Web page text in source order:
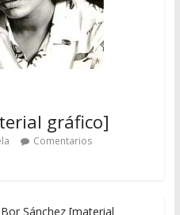
gráfico]
Comentarios
Sánchez [material